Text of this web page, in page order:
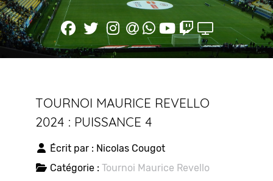
TOURNOI MAURICE REVELLO
2024 : PUISSANCE 4
Écrit par : Nicolas Cougot
Catégorie : Tournoi Maurice Revello